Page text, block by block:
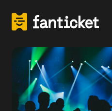
FanTicket
Your message